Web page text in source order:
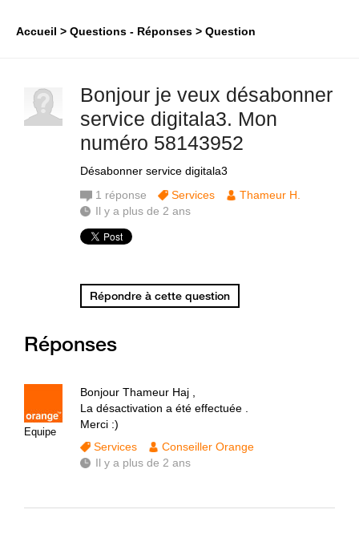
Accueil Questions - Réponses Question
Bonjour je veux désabonner
service digitala3. Mon
numéro 58143952
Désabonner service digitala3
1 réponse Services
Thameur H.
Il y a plus de 2 ans
Répondre à cette question
Réponses
Equipe
Bonjour Thameur Haj ,
La désactivation a été effectuée .
Merci :)
Services
Conseiller Orange
Il y a plus de 2 ans